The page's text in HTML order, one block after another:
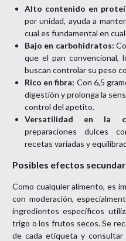
Alto contenido en
por unidad, ayuda a
cual es fundamental en
Bajo en carbohidratos:
que el pan convencional,
buscan controlar su peso
Rico en fibra: Con 6,5
digestión y prolonga la
control del apetito.
Versatilidad en la
preparaciones dulces
recetas variadas y
Posibles efectos
Como cualquier alimento, es
con moderación,
ingredientes específicos
trigo o los frutos secos. Se
de cada etiqueta y